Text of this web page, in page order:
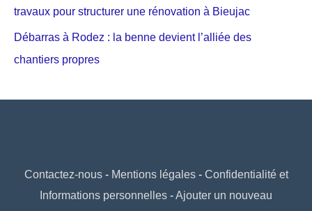
travaux pour structurer une rénovation à Bieujac
Débarras à Rodez : la benne devient l’alliée des
chantiers propres
Contactez-nous- Mentions légales- Confidentialité et
Informations personnelles -Ajouter un nouveau